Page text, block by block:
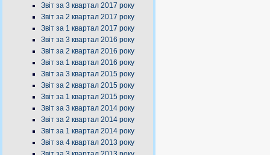
Звіт за 3 квартал 2017 року
Звіт за 2 квартал 2017 року
Звіт за 1 квартал 2017 року
Звіт за 3 квартал 2016 року
Звіт за 2 квартал 2016 року
Звіт за 1 квартал 2016 року
Звіт за 3 квартал 2015 року
Звіт за 2 квартал 2015 року
Звіт за 1 квартал 2015 року
Звіт за 3 квартал 2014 року
Звіт за 2 квартал 2014 року
Звіт за 1 квартал 2014 року
Звіт за 4 квартал 2013 року